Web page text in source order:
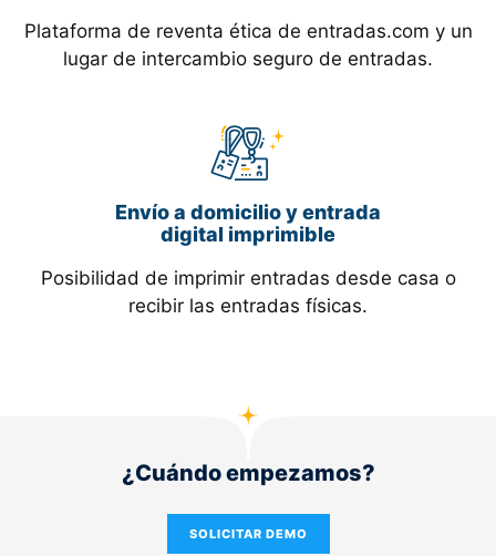
Plataforma de reventa ética de entradas.com y un
lugar de intercambio seguro de entradas.
Envío a domicilio y entrada
digital imprimible
Posibilidad de imprimir entradas desde casa o
recibir las entradas físicas.
¿Cuándo empezamos?
SOLICITAR DEMO